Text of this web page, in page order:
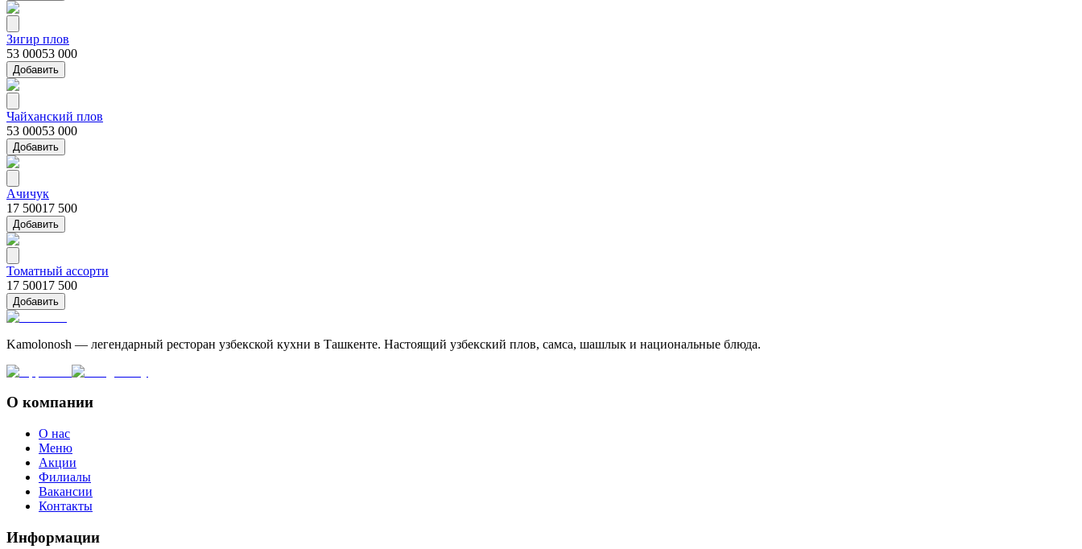
Зигир плов
53 00053 000
Добавить
Чайханский плов
53 00053 000
Добавить
Ачичук
17 50017 500
Добавить
Томатный ассорти
17 50017 500
Добавить
Kamolonosh — легендарный ресторан узбекской кухни в Ташкенте. Настоящий узбекский плов, самса, шашлык и национальные блюда.
О компании
О нас
Меню
Акции
Филиалы
Вакансии
Контакты
Информации